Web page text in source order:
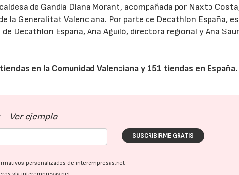
de Gandia Diana Morant, acompañada por Naxto Costa,
la Generalitat Valenciana. Por parte de Decathlon España,
Decathlon España, Ana Aguiló, directora regional y Ana
en la Comunidad Valenciana y 151 tiendas en España.
- Ver ejemplo
SUSCRIBIRME GRATIS
personalizados de interempresas.net